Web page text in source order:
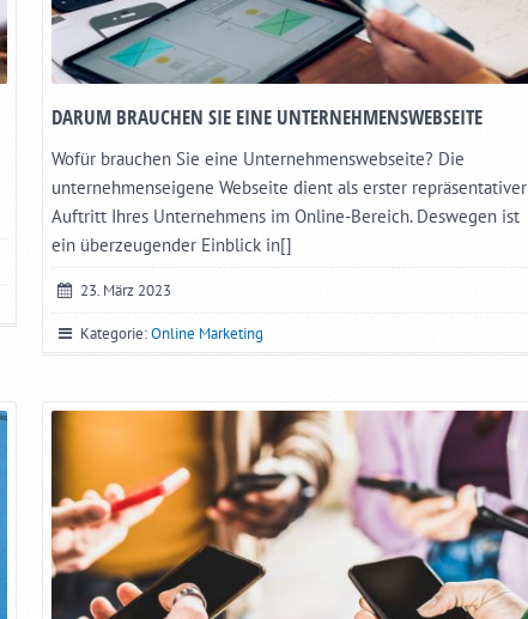
DARUM BRAUCHEN SIE EINE UNTERNEHMENSWEBSEITE
Wofür brauchen Sie eine Unternehmenswebseite? Die
unternehmenseigene Webseite dient als erster repräsentativer
Auftritt Ihres Unternehmens im Online-Bereich. Deswegen ist
ein überzeugender Einblick in[]
23. März 2023
Kategorie:Online Marketing